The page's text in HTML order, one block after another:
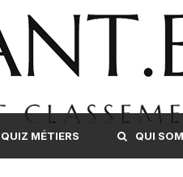
QUIZ MÉTIERS QUI